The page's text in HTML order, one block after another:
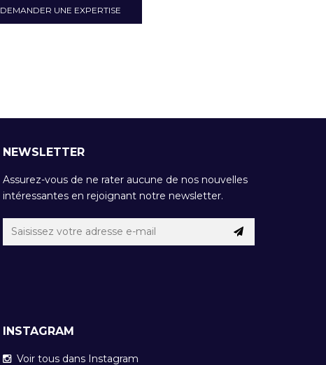
DEMANDER UNE EXPERTISE
NEWSLETTER
Assurez-vous de ne rater aucune de nos nouvelles
intéressantes en rejoignant notre newsletter.
INSTAGRAM
Voir tous dans Instagram